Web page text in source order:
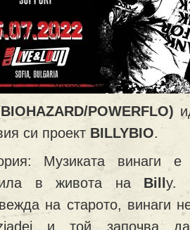
POWERFLO)
си проект BILLYBIO.
Музиката винаги е
в живота наBilly.
на старото, винаги
и той започва